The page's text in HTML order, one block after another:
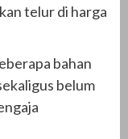
telur di harga
bahan
belum